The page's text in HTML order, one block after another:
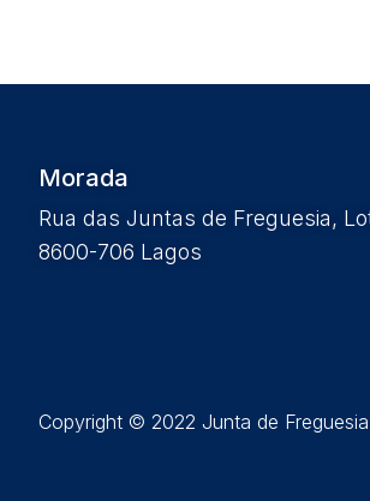
Morada
Rua das Juntas de Freguesia,
8600-706 Lagos
Copyright © 2022 Junta de